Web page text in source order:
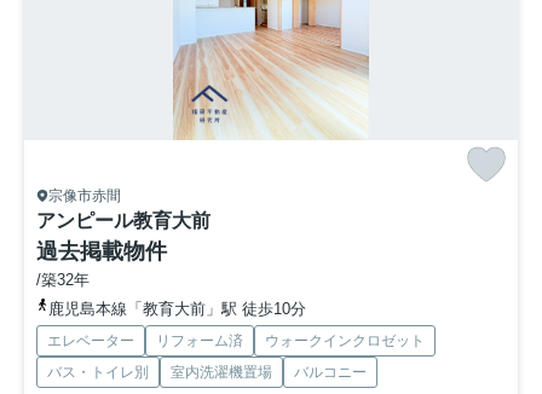
宗像市赤間
アンピール教育大前
過去掲載物件
/築32年
鹿児島本線「教育大前」駅 徒歩10分
エレベーター リフォーム済
ウォークインクロゼット
バス・トイレ別
室内洗濯機置場 バルコニー